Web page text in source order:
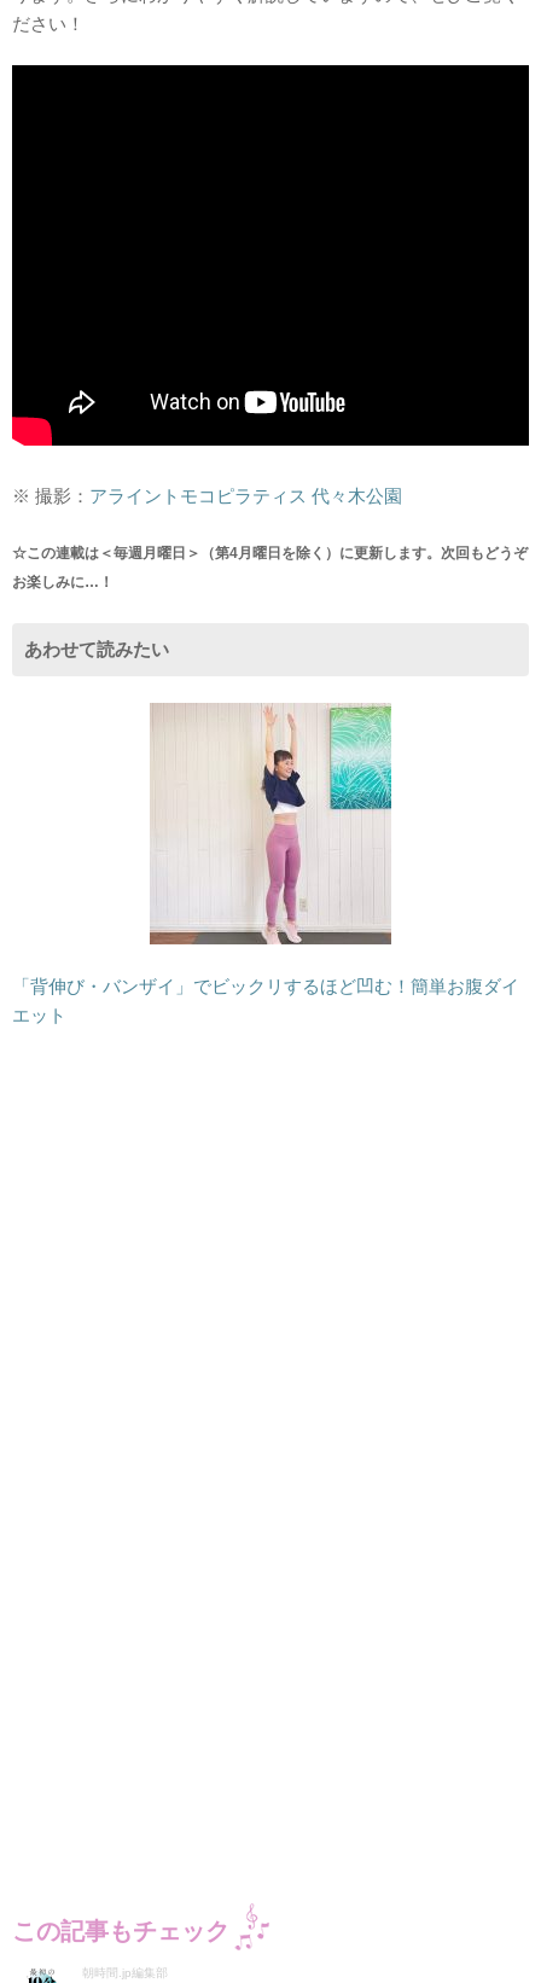
ださい！
※ 撮影： アライントモコピラティス 代々木公園
☆この連載は＜毎週月曜日＞（第4月曜日を除く）に更新します。次回もどうぞ
お楽しみに…！
あわせて読みたい
「背伸び・バンザイ」でビックリするほど凹む！簡単お腹ダイ
エット
この記事もチェック
朝時間.jp編集部